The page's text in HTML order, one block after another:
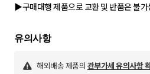
▶️구매대행 제품으로 교환 및 반품은 불가
유의사항
해외배송 제품의 관부가세 유의사항